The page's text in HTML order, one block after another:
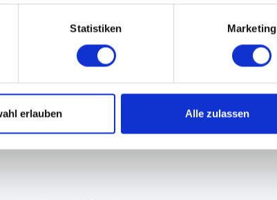
Statistiken Marketing
erlauben Alle zulassen